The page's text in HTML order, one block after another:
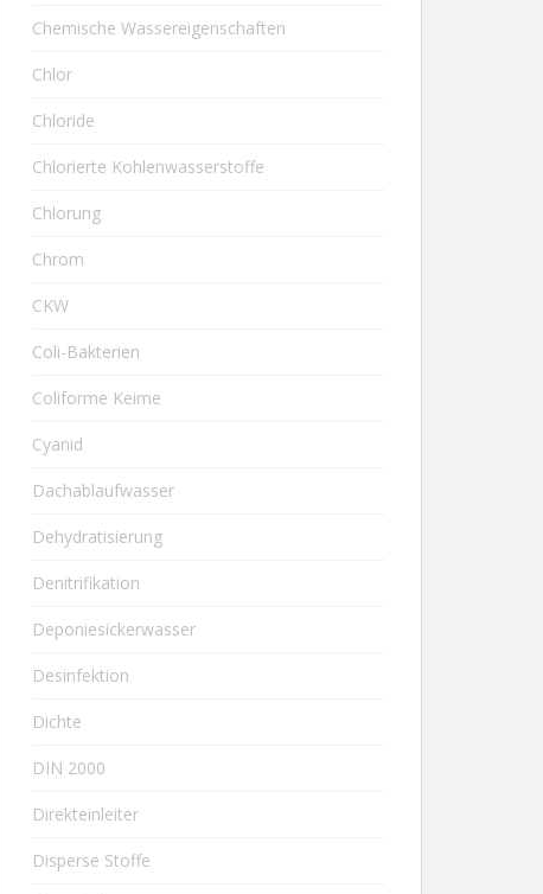
Chemische Wassereigenschaften
Chlor
Chloride
Chlorierte Kohlenwasserstoffe
Chlorung
Chrom
CKW
Coli-Bakterien
Coliforme Keime
Cyanid
Dachablaufwasser
Dehydratisierung
Denitrifikation
Deponiesickerwasser
Desinfektion
Dichte
DIN 2000
Direkteinleiter
Disperse Stoffe